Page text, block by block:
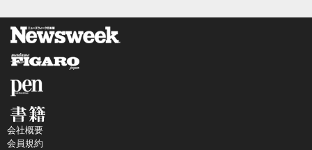
会社概要
会員規約